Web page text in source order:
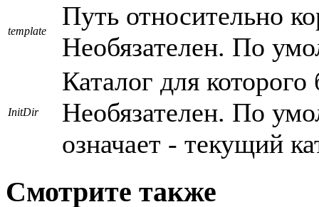
template
Путь относительно
Необязателен. По
InitDir
Каталог для
Необязателен. По
означает - текущий
Смотрите также